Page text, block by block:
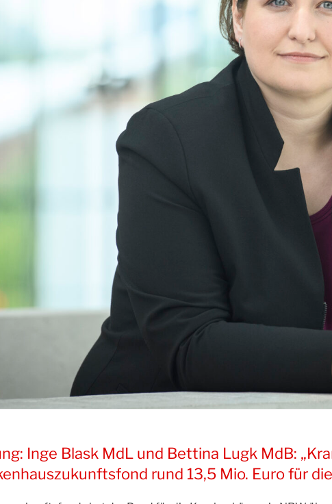
Inge Blask MdL und Bettina Lugk MdB:
rund 13,5 Mio. Euro für